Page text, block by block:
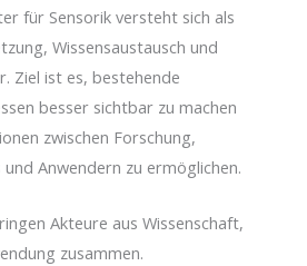
für Sensorik versteht sich als
Wissensaustausch und
Ziel ist es, bestehende
besser sichtbar zu machen
zwischen Forschung,
Anwendern zu ermöglichen.
Akteure aus Wissenschaft,
zusammen.